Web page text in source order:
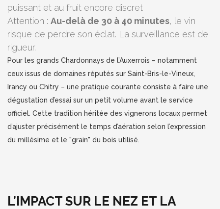
puissant et au fruit encore discret
Attention : Au-delà de 30 à 40 minutes, le vin
risque de perdre son éclat. La surveillance est de
rigueur.
Pour les grands Chardonnays de l’Auxerrois – notamment
ceux issus de domaines réputés sur Saint-Bris-le-Vineux,
Irancy ou Chitry – une pratique courante consiste à faire une
dégustation d’essai sur un petit volume avant le service
officiel. Cette tradition héritée des vignerons locaux permet
d’ajuster précisément le temps d’aération selon l’expression
du millésime et le "grain" du bois utilisé.
L’IMPACT SUR LE NEZ ET LA